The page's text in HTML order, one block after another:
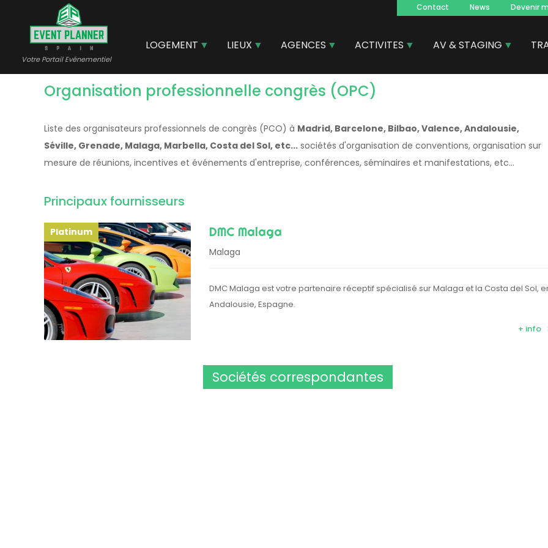
contenu
principal
Votre Portail Evénementiel
Navegacion
principal
Contact News Devenir
LOGEMENT LIEUX AGENCES ACTIVITES AV & STAGING
Organisation professionnelle congrès (OPC)
Liste des organisateurs professionnels de congrès (PCO) à Madrid, Barcelone, Bilbao, Valence, Andalousie,
Séville, Grenade, Malaga, Marbella, Costa del Sol, etc... sociétés d'organisation de conventions, organisation sur
mesure de réunions, incentives et événements d'entreprise, conférences, séminaires et manifestations, etc...
Principaux fournisseurs
Platinum DMC Malaga
Malaga
DMC Malaga est votre partenaire réceptif spécialisé sur Malaga et la Costa del Sol,
Andalousie, Espagne.
+ info
Sociétés correspondantes